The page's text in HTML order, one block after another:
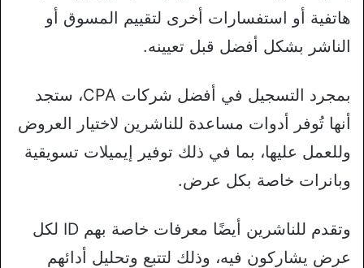
هاتفية أو استفسارات أخرى لتقييم المسوق أو
الناشر بشكل أفضل قبل تعيينه.
بمجرد التسجيل في أفضل شركات CPA، ستجد
أنها تُوفر أدوات مساعدة للناشرين لاختيار العروض
وللعمل عليها، بما في ذلك توفير إيميلات تسويقية
وبانرات خاصة بكل عرض.
وتقدم للناشرين أيضًا معرفات خاصة بهم ID لكل
عرض يشاركون فيه، وذلك لتتبع وتحليل أدائهم